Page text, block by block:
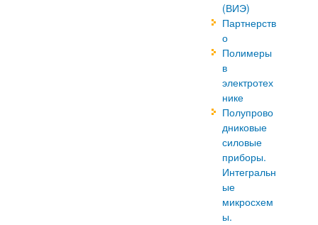
(ВИЭ)
Партнерств
о
Полимеры
в
электротех
нике
Полупрово
дниковые
силовые
приборы.
Интегральн
ые
микросхем
ы.